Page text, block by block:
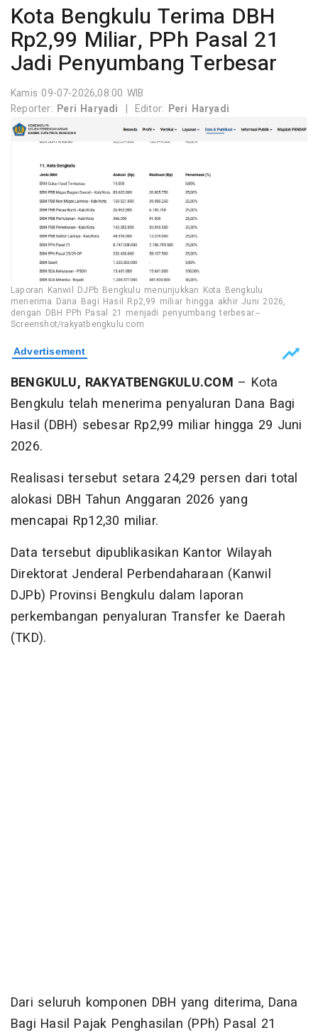
Kota Bengkulu Terima DBH
Rp2,99 Miliar, PPh Pasal 21
Jadi Penyumbang Terbesar
Kamis 09-07-2026,08:00 WIB
Reporter: Peri Haryadi | Editor: Peri Haryadi
Laporan Kanwil DJPb Bengkulu menunjukkan Kota Bengkulu
menerima Dana Bagi Hasil Rp2,99 miliar hingga akhir Juni 2026,
dengan DBH PPh Pasal 21 menjadi penyumbang terbesar.--
Screenshot/rakyatbengkulu.com
BENGKULU, RAKYATBENGKULU.COM – Kota
Bengkulu telah menerima penyaluran Dana Bagi
Hasil (DBH) sebesar Rp2,99 miliar hingga 29 Juni
2026.
Realisasi tersebut setara 24,29 persen dari total
alokasi DBH Tahun Anggaran 2026 yang
mencapai Rp12,30 miliar.
Data tersebut dipublikasikan Kantor Wilayah
Direktorat Jenderal Perbendaharaan (Kanwil
DJPb) Provinsi Bengkulu dalam laporan
perkembangan penyaluran Transfer ke Daerah
(TKD).
Dari seluruh komponen DBH yang diterima, Dana
Bagi Hasil Pajak Penghasilan (PPh) Pasal 21